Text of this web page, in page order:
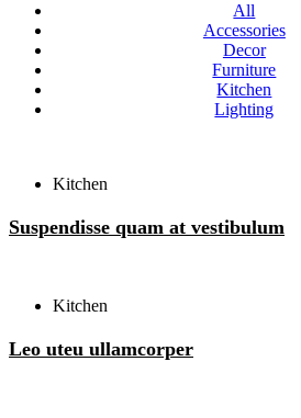
All
Accessories
Decor
Furniture
Kitchen
Lighting
Kitchen
Suspendisse quam at vestibulum
Kitchen
Leo uteu ullamcorper